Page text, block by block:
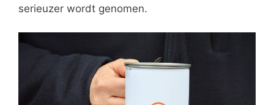
serieuzer wordt genomen.